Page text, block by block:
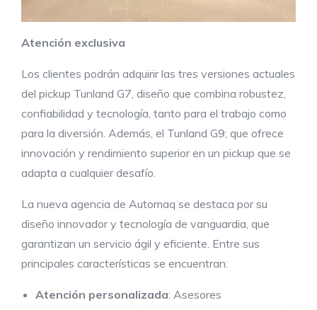
Atención exclusiva
Los clientes podrán adquirir las tres versiones actuales
del pickup Tunland G7, diseño que combina robustez,
confiabilidad y tecnología, tanto para el trabajo como
para la diversión. Además, el Tunland G9; que ofrece
innovación y rendimiento superior en un pickup que se
adapta a cualquier desafío.
La nueva agencia de Automaq se destaca por su
diseño innovador y tecnología de vanguardia, que
garantizan un servicio ágil y eficiente. Entre sus
principales características se encuentran:
Atención personalizada: Asesores